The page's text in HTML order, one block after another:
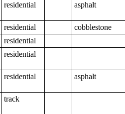
residential asphalt
residential
cobblestone
residential
residential
residential asphalt
track